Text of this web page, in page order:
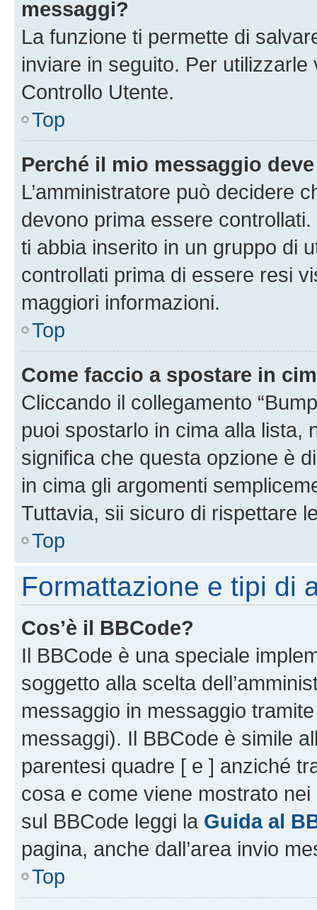
messaggi?
La funzione ti permette di
inviare in seguito. Per utilizzarle
Controllo Utente.
Top
Perché il mio messaggio
L’amministratore può decidere
devono prima essere
ti abbia inserito in un gruppo di
controllati prima di essere resi
maggiori informazioni.
Top
Come faccio a spostare in
Cliccando il collegamento
puoi spostarlo in cima alla lista,
significa che questa opzione è
in cima gli argomenti
Tuttavia, sii sicuro di rispettare
Top
Formattazione e tipi di
Cos’è il BBCode?
Il BBCode è una speciale
soggetto alla scelta
messaggio in messaggio
messaggi). Il BBCode è simile
parentesi quadre [ e ] anziché
cosa e come viene mostrato
sul BBCode leggi la Guida al
pagina, anche dall’area invio
Top